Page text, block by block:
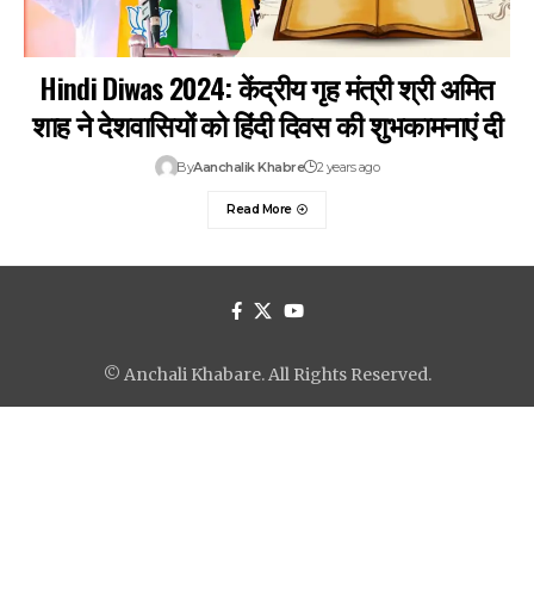
Hindi Diwas 2024: केंद्रीय गृह मंत्री श्री अमित
शाह ने देशवासियों को हिंदी दिवस की शुभकामनाएं दी
ByAanchalik Khabre 2 years ago
Read More
© Anchali Khabare. All Rights Reserved.